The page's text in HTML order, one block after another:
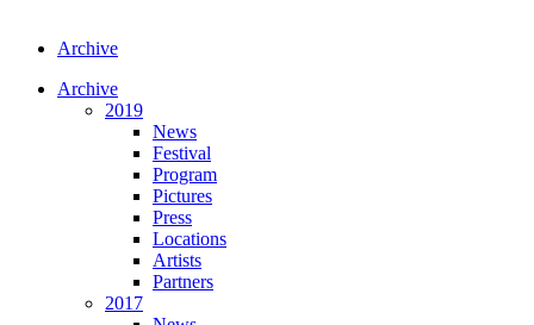
Archive
Archive
2019
News
Festival
Program
Pictures
Press
Locations
Artists
Partners
2017